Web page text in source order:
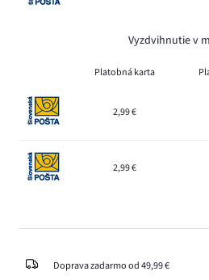
Vyzdvihnutie v
Platobná karta
2,99 €
2,99 €
Doprava zadarmo od 49,99 €